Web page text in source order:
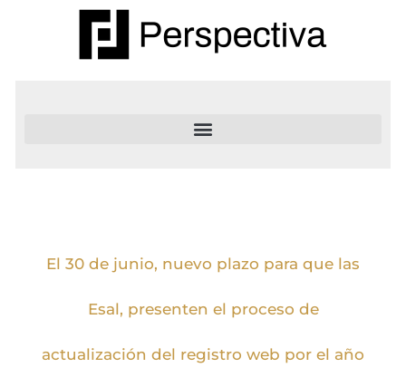
El 30 de junio, nuevo plazo para que las
Esal, presenten el proceso de
actualización del registro web por el año